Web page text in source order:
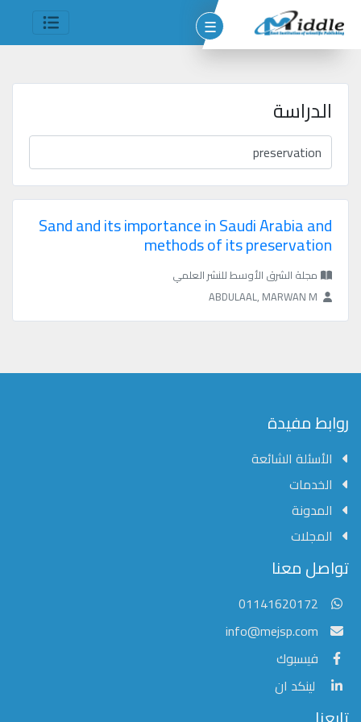
جميع
©
Mejsp.com
☰
مؤسسة الشرق الأوسط للنشر العلمي
عادةً ما يتم الرد في غضون خمس دقائق
الدراسة
Sand and its importance in Saudi Arabia and
methods of its preservation
مجلة الشرق الأوسط للنشر العلمي
روابط مفيدة
الأسئلة الشائعة
الخدمات
المدونة
المجلات
تواصل معنا
01141620172
info@mejsp.com
فيسبوك
لينكد ان